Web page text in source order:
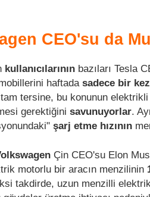
CEO'su da
kullanıcılarının bazıları Tesla
haftadasadece bir kez
tersine, bu konunun elektrikli
gerektiğini savunuyorlar.
şarj etme hızının
Çin CEO'su Elon
motorlu bir aracın menzilinin
takdirde, uzun menzilli